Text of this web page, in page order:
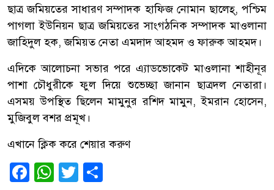
ছাত্র জমিয়তের সাধারণ সম্পাদক হাফিজ নোমান ছালেহ্, পশ্চিম
পাগলা ইউনিয়ন ছাত্র জমিয়তের সাংগঠনিক সম্পাদক মাওলানা
জাহিদুল হক, জমিয়ত নেতা এমদাদ আহমদ ও ফারুক আহমদ।
এদিকে আলোচনা সভার পরে এ্যাডভোকেট মাওলানা শাহীনূর
পাশা চৌধুরীকে ফুল দিয়ে শুভেচ্ছা জানান ছাত্রদল নেতারা।
এসময় উপস্থিত ছিলেন মামুনুর রশিদ মামুন, ইমরান হোসেন,
মুজিবুল বশর প্রমূখ।
এখানে ক্লিক করে শেয়ার করুণ
Facebook
WhatsApp
Twitter